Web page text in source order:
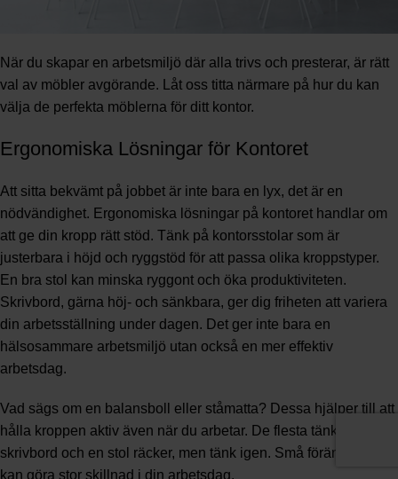
När du skapar en arbetsmiljö där alla trivs och presterar, är rätt
val av möbler avgörande. Låt oss titta närmare på hur du kan
välja de perfekta möblerna för ditt kontor.
Ergonomiska Lösningar för Kontoret
Att sitta bekvämt på jobbet är inte bara en lyx, det är en
nödvändighet. Ergonomiska lösningar på kontoret handlar om
att ge din kropp rätt stöd. Tänk på kontorsstolar som är
justerbara i höjd och ryggstöd för att passa olika kroppstyper.
En bra stol kan minska ryggont och öka produktiviteten.
Skrivbord, gärna höj- och sänkbara, ger dig friheten att variera
din arbetsställning under dagen. Det ger inte bara en
hälsosammare arbetsmiljö utan också en mer effektiv
arbetsdag.
Vad sägs om en balansboll eller ståmatta? Dessa hjälper till att
hålla kroppen aktiv även när du arbetar. De flesta tänker att ett
skrivbord och en stol räcker, men tänk igen. Små förändringar
kan göra stor skillnad i din arbetsdag.